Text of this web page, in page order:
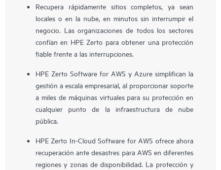
Recupera rápidamente sitios completos, ya sean
locales o en la nube, en minutos sin interrumpir el
negocio. Las organizaciones de todos los sectores
confían en HPE Zerto para obtener una protección
fiable frente a las interrupciones.
HPE Zerto Software for AWS y Azure simplifican la
gestión a escala empresarial, al proporcionar soporte
a miles de máquinas virtuales para su protección en
cualquier punto de la infraestructura de nube
pública.
HPE Zerto In-Cloud Software for AWS ofrece ahora
recuperación ante desastres para AWS en diferentes
regiones y zonas de disponibilidad. La protección y